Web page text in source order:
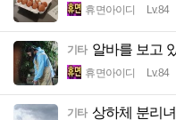
휴면아이디 Lv.84
기타 알바를 보고
휴면아이디 Lv.84
기타 상하체 분리녀